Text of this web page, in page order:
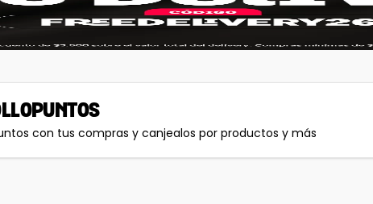
con tus compras y canjealos por productos y más